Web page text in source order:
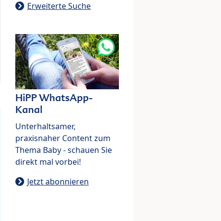
Erweiterte Suche
HiPP WhatsApp-
Kanal
Unterhaltsamer,
praxisnaher Content zum
Thema Baby - schauen Sie
direkt mal vorbei!
Jetzt abonnieren